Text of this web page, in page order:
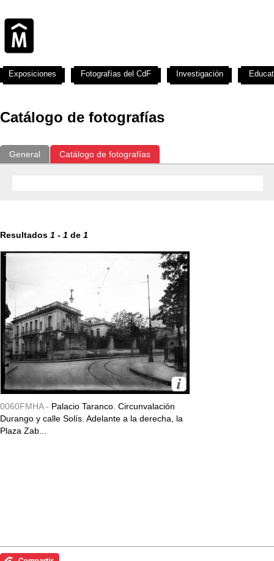
Catálogo de fotografías
General Catálogo de fotografías
Resultados 1 - 1 de 1
0060FMHA - Palacio Taranco. Circunvalación
Durango y calle Solís. Adelante a la derecha, la
Plaza Zab...
Exposiciones Fotografías del CdF Investigación